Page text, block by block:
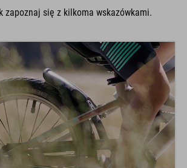
zapoznaj się z kilkoma wskazówkami.